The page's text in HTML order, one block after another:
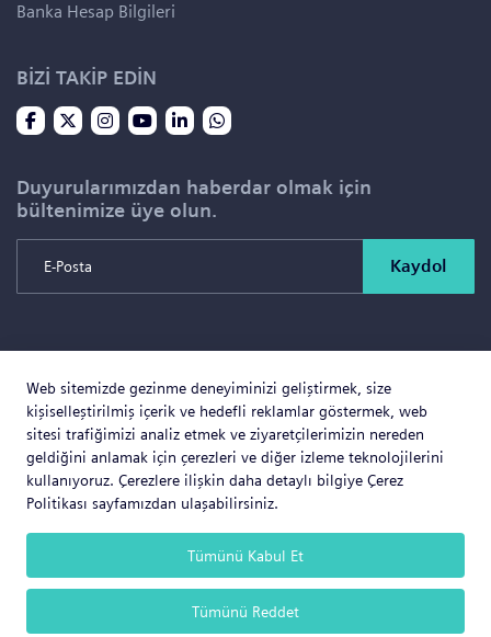
Web sitemizde gezinme deneyiminizi geliştirmek, size
kişiselleştirilmiş içerik ve hedefli reklamlar göstermek, web
sitesi trafiğimizi analiz etmek ve ziyaretçilerimizin nereden
geldiğini anlamak için çerezleri ve diğer izleme teknolojilerini
kullanıyoruz. Çerezlere ilişkin daha detaylı bilgiye Çerez
Politikası sayfamızdan ulaşabilirsiniz.
Tümünü Kabul Et
Tümünü Reddet
Banka Hesap Bilgileri
BİZİ TAKİP EDİN
Duyurularımızdan haberdar olmak için
bültenimize üye olun.
Kaydol
GAYRİMENKUL İNŞAAT TİCARET LTD.ŞTİ. Tüm Hakları
Saklıdır.